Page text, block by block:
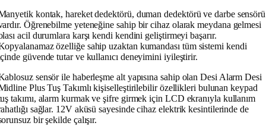
kontak, hareket dedektörü, duman dedektörü ve darbe sensörü
Öğrenebilme yeteneğine sahip bir cihaz olarak meydana gelmesi
acil durumlara karşı kendi kendini geliştirmeyi başarır.
özelliğe sahip uzaktan kumandası tüm sistemi kendi
güvende tutar ve kullanıcı deneyimini iyileştirir.
sensör ile haberleşme alt yapısına sahip olan Desi Alarm Desi
Plus Tuş Takımlı kişiselleştirilebilir özellikleri bulunan keypad
takımı, alarm kurmak ve şifre girmek için LCD ekranıyla kullanım
sağlar. 12V aküsü sayesinde cihaz elektrik kesintilerinde de
bir şekilde çalışır.